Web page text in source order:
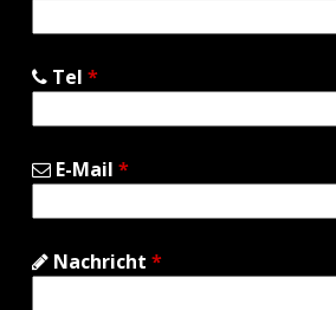
Tel *
E-Mail *
Nachricht *